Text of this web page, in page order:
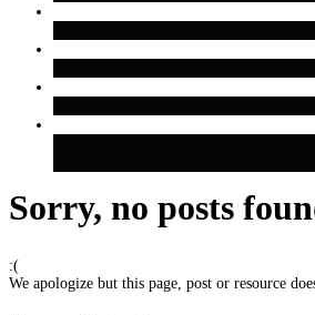
Sorry, no posts
:(
We apologize but this page, post or resource